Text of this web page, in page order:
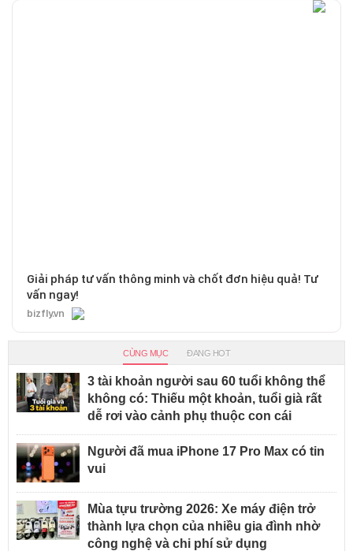
Giải pháp tư vấn thông minh và chốt đơn hiệu quả! Tư
vấn ngay!
bizfly.vn
CÙNG MỤC ĐANG HOT
3 tài khoản người sau 60 tuổi không thể
không có: Thiếu một khoản, tuổi già rất
dễ rơi vào cảnh phụ thuộc con cái
Người đã mua iPhone 17 Pro Max có tin
vui
Mùa tựu trường 2026: Xe máy điện trở
thành lựa chọn của nhiều gia đình nhờ
công nghệ và chi phí sử dụng